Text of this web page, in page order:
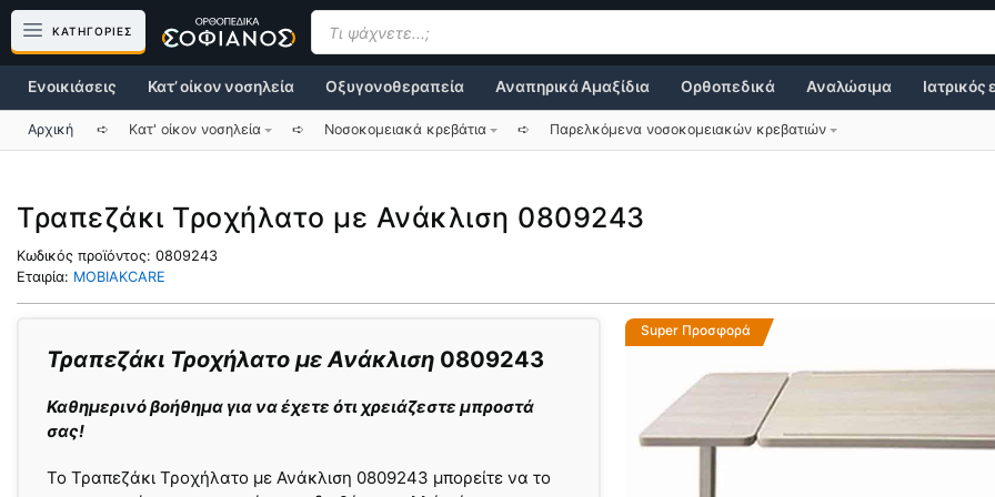
Μετάβαση
περιεχόμενο
ΚΑΤΗΓΟΡΙΕΣ
Products
search
Κατ’ οίκον νοσηλεία Οξυγονοθεραπεία Αναπηρικά Αμαξίδια
Ενοικιάσεις Ορθοπεδικά Αναλώσιμα Ιατρικός
Αρχική ➪ Κατ' οίκον νοσηλεία ➪ Νοσοκομειακά κρεβάτια ➪ Παρελκόμενα νοσοκομειακών κρεβατιών
Τραπεζάκι Τροχήλατο με Ανάκλιση 0809243
Κωδικός προϊόντος: 0809243
Εταιρία: MOBIAKCARE
Τραπεζάκι Τροχήλατο με Ανάκλιση 0809243
Καθημερινό βοήθημα για να έχετε ότι χρειάζεστε μπροστά
σας!
Το Τραπεζάκι Τροχήλατο με Ανάκλιση 0809243 μπορείτε να το
Super Προσφορά